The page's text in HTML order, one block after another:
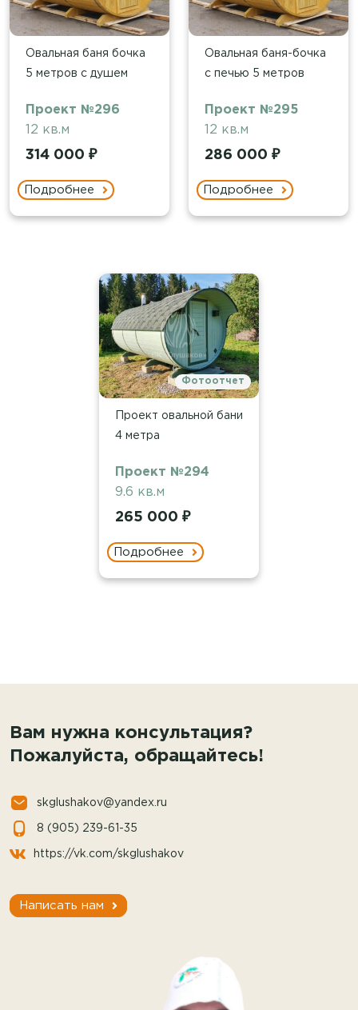
Овальная баня бочка
5 метров с душем
Проект №296
12 кв.м
314 000 ₽
Подробнее
Овальная баня-бочка
с печью 5 метров
Проект №295
12 кв.м
286 000 ₽
Подробнее
Фотоотчет
Проект овальной бани
4 метра
Проект №294
9.6 кв.м
265 000 ₽
Подробнее
Вам нужна консультация?
Пожалуйста, обращайтесь!
skglushakov@yandex.ru
8 (905) 239-61-35
https://vk.com/skglushakov
Написать нам